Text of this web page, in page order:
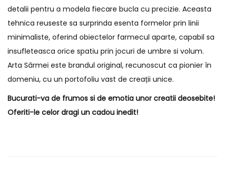
detalii pentru a modela fiecare bucla cu precizie. Aceasta
tehnica reuseste sa surprinda esenta formelor prin linii
minimaliste, oferind obiectelor farmecul aparte, capabil sa
insufleteasca orice spatiu prin jocuri de umbre si volum.
Arta Sârmei este brandul original, recunoscut ca pionier în
domeniu, cu un portofoliu vast de creații unice.
Bucurati-va de frumos si de emotia unor creatii deosebite!
Oferiti-le celor dragi un cadou inedit!